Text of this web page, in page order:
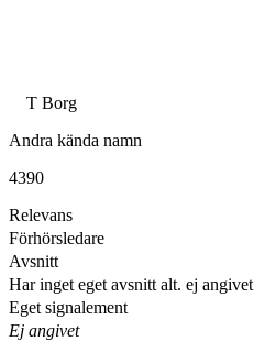
T Borg
Andra kända namn
4390
Relevans
Förhörsledare
Avsnitt
Har inget eget avsnitt alt. ej angivet
Eget signalement
Ej angivet